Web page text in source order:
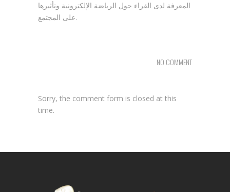
المعرفة لدى القراء حول الرياضة الإلكترونية وتأثيرها
على المجتمع.
NO COMMENT
Sorry, the comment form is closed at this
time.